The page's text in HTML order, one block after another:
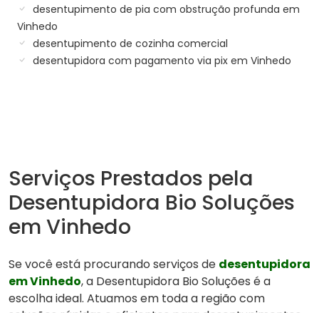
desentupimento de pia com obstrução profunda em
Vinhedo
desentupimento de cozinha comercial
desentupidora com pagamento via pix em Vinhedo
Serviços Prestados pela
Desentupidora Bio Soluções
em Vinhedo
Se você está procurando serviços de desentupidora
em Vinhedo, a Desentupidora Bio Soluções é a
escolha ideal. Atuamos em toda a região com